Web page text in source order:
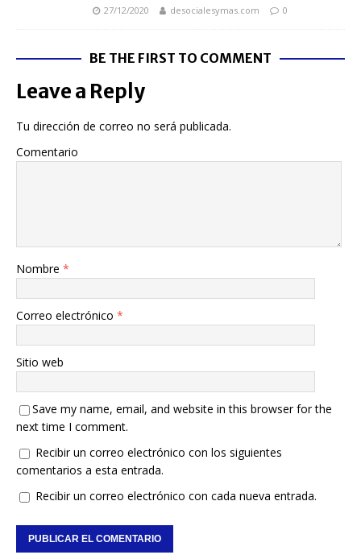
27/12/2020 desocialesymas.com 0
BE THE FIRST TO COMMENT
Leave a Reply
Tu dirección de correo no será publicada.
Comentario
Nombre *
Correo electrónico *
Sitio web
Save my name, email, and website in this browser for the
next time I comment.
Recibir un correo electrónico con los siguientes
comentarios a esta entrada.
Recibir un correo electrónico con cada nueva entrada.